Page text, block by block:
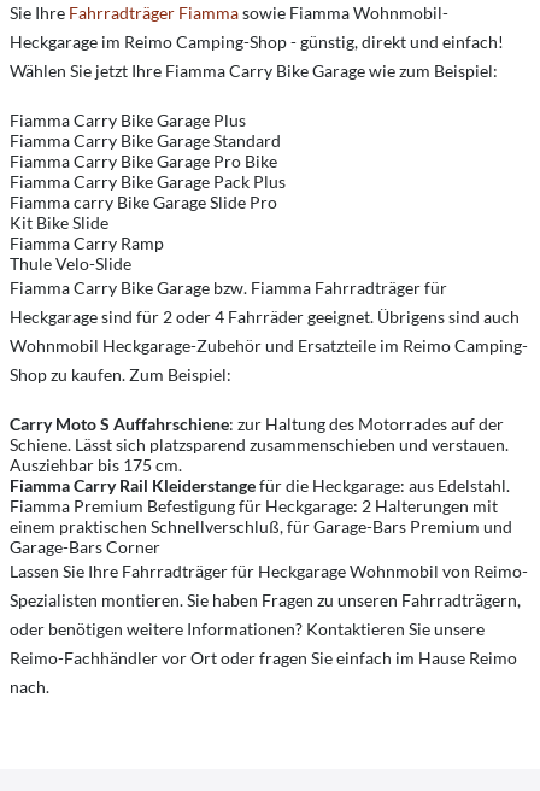
Sie Ihre Fahrradträger Fiammasowie Fiamma Wohnmobil-
Heckgarage im Reimo Camping-Shop - günstig, direkt und einfach!
Wählen Sie jetzt Ihre Fiamma Carry Bike Garage wie zum Beispiel:
Fiamma Carry Bike Garage Plus
Fiamma Carry Bike Garage Standard
Fiamma Carry Bike Garage Pro Bike
Fiamma Carry Bike Garage Pack Plus
Fiamma carry Bike Garage Slide Pro
Kit Bike Slide
Fiamma Carry Ramp
Thule Velo-Slide
Fiamma Carry Bike Garage bzw. Fiamma Fahrradträger für
Heckgarage sind für 2 oder 4 Fahrräder geeignet. Übrigens sind auch
Wohnmobil Heckgarage-Zubehör und Ersatzteile im Reimo Camping-
Shop zu kaufen. Zum Beispiel:
Carry Moto S Auffahrschiene: zur Haltung des Motorrades auf der
Schiene. Lässt sich platzsparend zusammenschieben und verstauen.
Ausziehbar bis 175 cm.
Fiamma Carry Rail Kleiderstangefür die Heckgarage: aus Edelstahl.
Fiamma Premium Befestigung für Heckgarage: 2 Halterungen mit
einem praktischen Schnellverschluß, für Garage-Bars Premium und
Garage-Bars Corner
Lassen Sie Ihre Fahrradträger für Heckgarage Wohnmobil von Reimo-
Spezialisten montieren. Sie haben Fragen zu unseren Fahrradträgern,
oder benötigen weitere Informationen? Kontaktieren Sie unsere
Reimo-Fachhändlervor Ort oder fragen Sie einfach im Hause Reimo
nach.